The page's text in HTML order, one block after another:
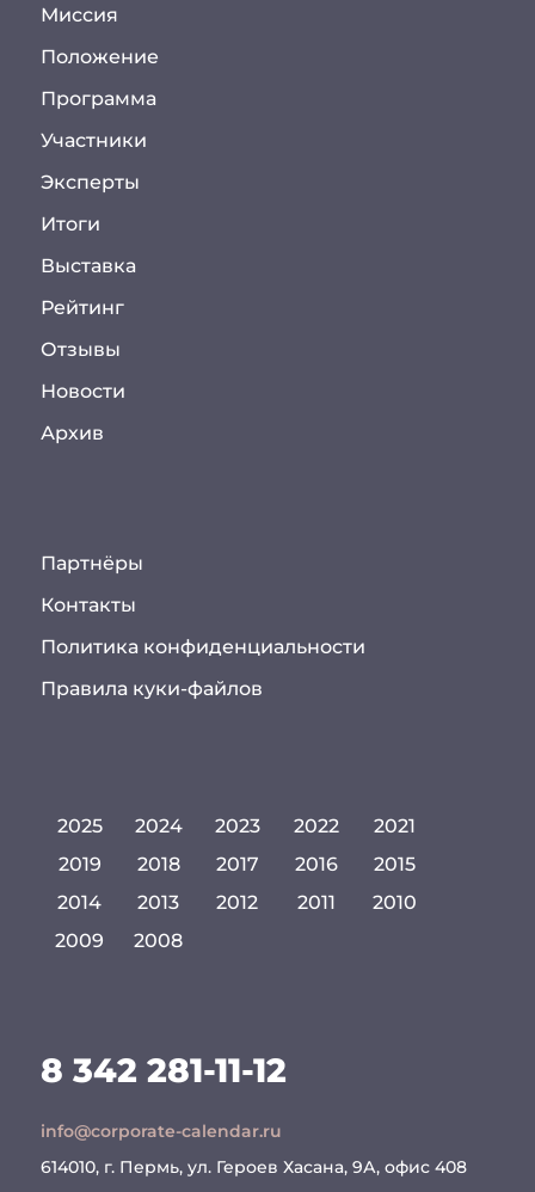
Миссия
Положение
Программа
Участники
Эксперты
Итоги
Выставка
Рейтинг
Отзывы
Новости
Архив
Партнёры
Контакты
Политика конфиденциальности
Правила куки-файлов
2025 2024 2023 2022
2021
2019
2018 2017 2016
2015
2014
2013 2012 2011
2010
2009
2008
8 342 281-11-12
info@corporate-calendar.ru
614010, г. Пермь, ул. Героев Хасана, 9А, офис 408